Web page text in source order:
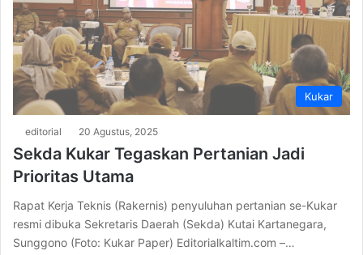
Kukar
editorial 20 Agustus, 2025
Sekda Kukar Tegaskan Pertanian Jadi
Prioritas Utama
Rapat Kerja Teknis (Rakernis) penyuluhan pertanian se-Kukar
resmi dibuka Sekretaris Daerah (Sekda) Kutai Kartanegara,
Sunggono (Foto: Kukar Paper) Editorialkaltim.com –…